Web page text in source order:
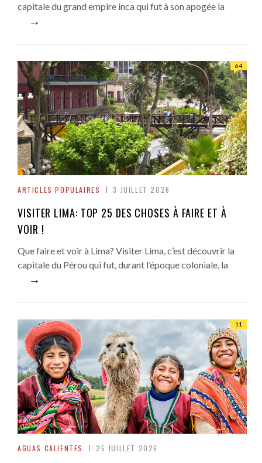
capitale du grand empire inca qui fut à son apogée la
→
64
ARTICLES POPULAIRES 3 JUILLET 2026
VISITER LIMA: TOP 25 DES CHOSES À FAIRE ET À
VOIR !
Que faire et voir à Lima? Visiter Lima, c’est découvrir la
capitale du Pérou qui fut, durant l’époque coloniale, la
→
11
AGUAS CALIENTES 25 JUILLET 2026